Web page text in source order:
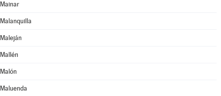
Mainar
Malanquilla
Maleján
Mallén
Malón
Maluenda